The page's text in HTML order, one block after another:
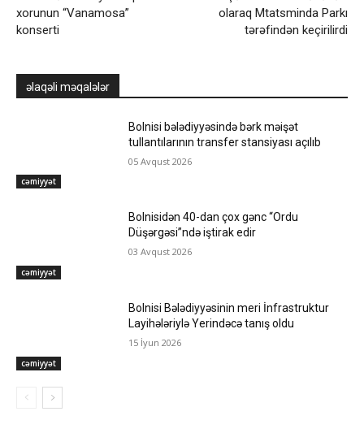
xorunun “Vanamosa”
konserti
olaraq Mtatsminda Parkı
tərəfindən keçirilirdi
əlaqəli məqalələr
cəmiyyət
Bolnisi bələdiyyəsində bərk məişət
tullantılarının transfer stansiyası açılıb
05 Avqust 2026
cəmiyyət
Bolnisidən 40-dan çox gənc “Ordu
Düşərgəsi”ndə iştirak edir
03 Avqust 2026
cəmiyyət
Bolnisi Bələdiyyəsinin meri İnfrastruktur
Layihələriylə Yerindəcə tanış oldu
15 İyun 2026